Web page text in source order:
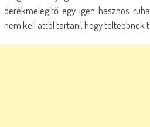
derékmelegítő egy igen hasznos
nem kell attól tartani, hogy teltebbnek